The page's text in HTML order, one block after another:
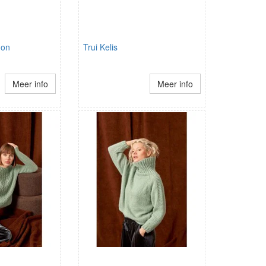
Meer info
Trui Kelis
Meer info